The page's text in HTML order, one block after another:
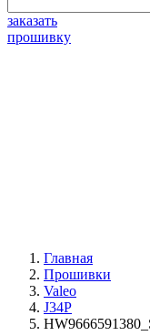
заказать
прошивку
Главная
Прошивки
Valeo
J34P